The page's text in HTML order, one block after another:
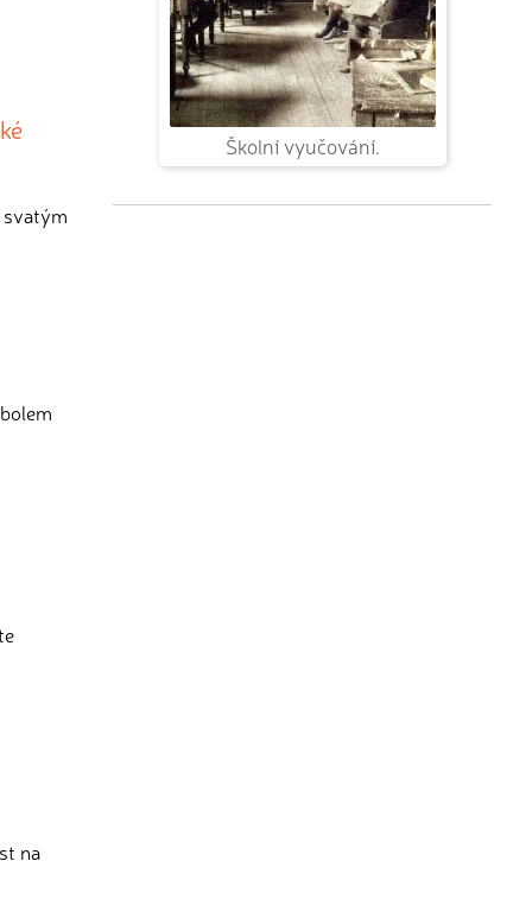
svatým
na
Školní vyučování.